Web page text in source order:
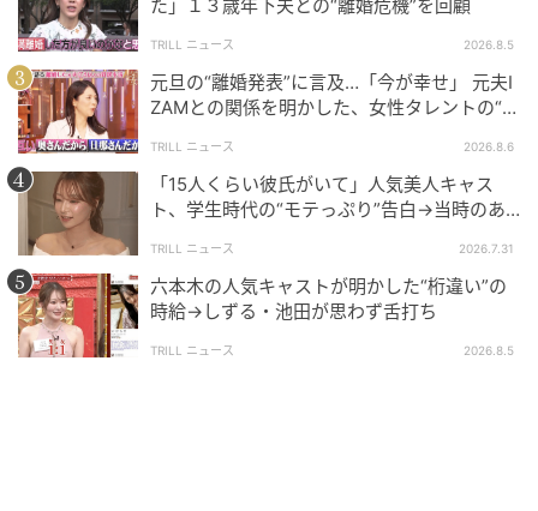
#1 送迎のバスから「娘が降りてきてませ
ん」
の記事をもっとみる
た」１３歳年下夫との“離婚危機”を回顧
TRILL ニュース 2026.8.5
元旦の“離婚発表”に言及…「今が幸せ」 元夫I
ZAMとの関係を明かした、女性タレントの“不
TRILL ニュース 2026.8.6
「15人くらい彼氏がいて」人気美人キャス
ト、学生時代の“モテっぷり”告白→当時のあ
TRILL ニュース 2026.7.31
六本木の人気キャストが明かした“桁違い”の
時給→しずる・池田が思わず舌打ち
TRILL ニュース 2026.8.5